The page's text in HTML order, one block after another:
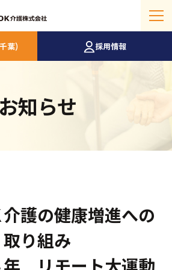
葉) 採用情報
お知らせ
護の健康増進への
取り組み